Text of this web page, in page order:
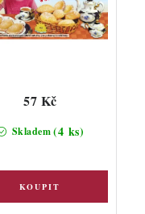
Skladem(4 ks)
57 Kč